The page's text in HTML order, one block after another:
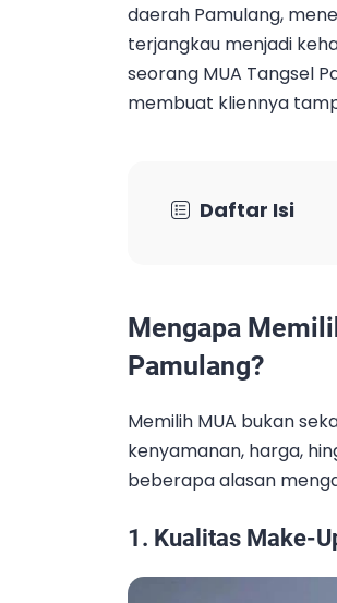
daerah Pamulang,
terjangkau menjadi
seorang MUA Tangsel
membuat kliennya
Daftar Isi
Mengapa
Pamulang?
Memilih MUA bukan
kenyamanan, harga,
beberapa alasan
1. Kualitas Make-